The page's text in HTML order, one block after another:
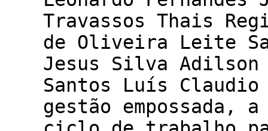
Travassos Thais
de Oliveira Leite
Jesus Silva
Santos Luís Claudio
gestão empossada,